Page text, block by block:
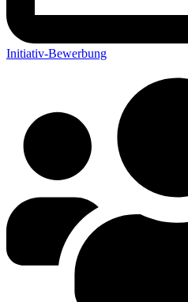
Initiativ-Bewerbung